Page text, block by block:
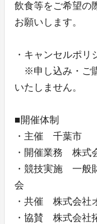
飲食等をご希望の
お願いします。
・キャンセルポリ
※申し込み・ご
いたしません。
■開催体制
・主催 千葉市
・開催業務 株式
・競技実施 一般
会
・共催 株式会社
・協賛 株式会社